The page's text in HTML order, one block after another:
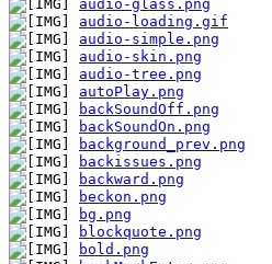
audio-glass.png
audio-loading.gif
audio-simple.png
audio-skin.png
audio-tree.png
autoPlay.png
backSoundOff.png
backSoundOn.png
background_prev.png
backissues.png
backward.png
beckon.png
bg.png
blockquote.png
bold.png